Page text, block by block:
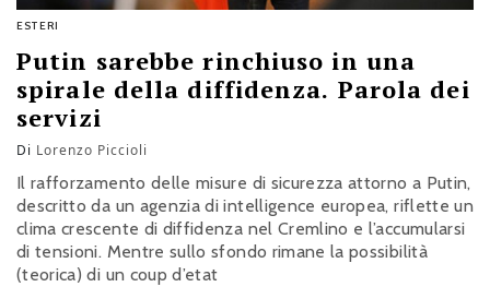
ESTERI
Putin sarebbe rinchiuso in una
spirale della diffidenza. Parola dei
servizi
Di Lorenzo Piccioli
Il rafforzamento delle misure di sicurezza attorno a Putin,
descritto da un agenzia di intelligence europea, riflette un
clima crescente di diffidenza nel Cremlino e l’accumularsi
di tensioni. Mentre sullo sfondo rimane la possibilità
(teorica) di un coup d’etat